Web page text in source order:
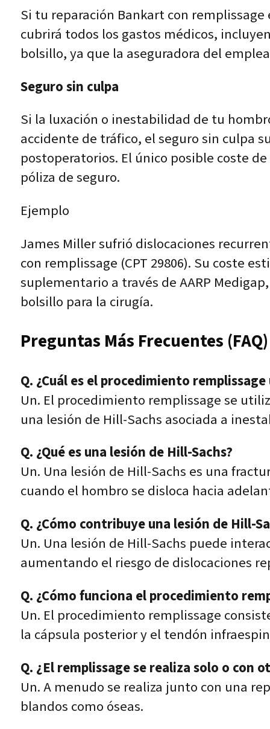
Si tu reparación Bankart con
cubrirá todos los gastos médicos,
bolsillo, ya que la aseguradora del
Seguro sin culpa
Si la luxación o inestabilidad de tu
accidente de tráfico, el seguro sin culpa
postoperatorios. El único posible coste
póliza de seguro.
Ejemplo
James Miller sufrió dislocaciones
con remplissage (CPT 29806). Su coste
suplementario a través de AARP
bolsillo para la cirugía.
Preguntas Más Frecuentes (FAQ)
Q. ¿Cuál es el procedimiento
Un. El procedimiento remplissage se
una lesión de Hill-Sachs asociada a
Q. ¿Qué es una lesión de Hill-Sachs?
Un. Una lesión de Hill-Sachs es una
cuando el hombro se disloca hacia
Q. ¿Cómo contribuye una lesión de Hill-
Un. Una lesión de Hill-Sachs puede
aumentando el riesgo de dislocaciones
Q. ¿Cómo funciona el procedimiento
Un. El procedimiento remplissage
la cápsula posterior y el tendón
Q. ¿El remplissage se realiza solo o con
Un. A menudo se realiza junto con una
blandos como óseas.